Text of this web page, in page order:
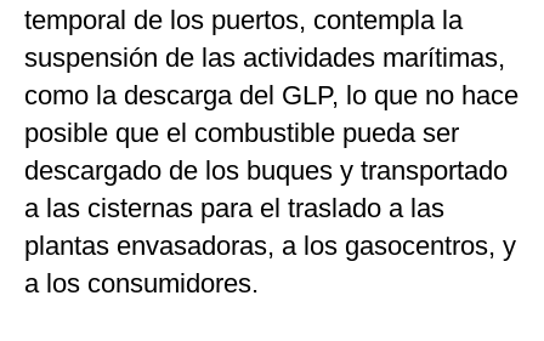
temporal de los puertos, contempla la
suspensión de las actividades marítimas,
como la descarga del GLP, lo que no hace
posible que el combustible pueda ser
descargado de los buques y transportado
a las cisternas para el traslado a las
plantas envasadoras, a los gasocentros, y
a los consumidores.